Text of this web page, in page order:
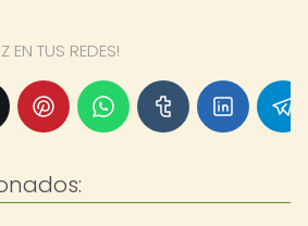
EN TUS REDES!